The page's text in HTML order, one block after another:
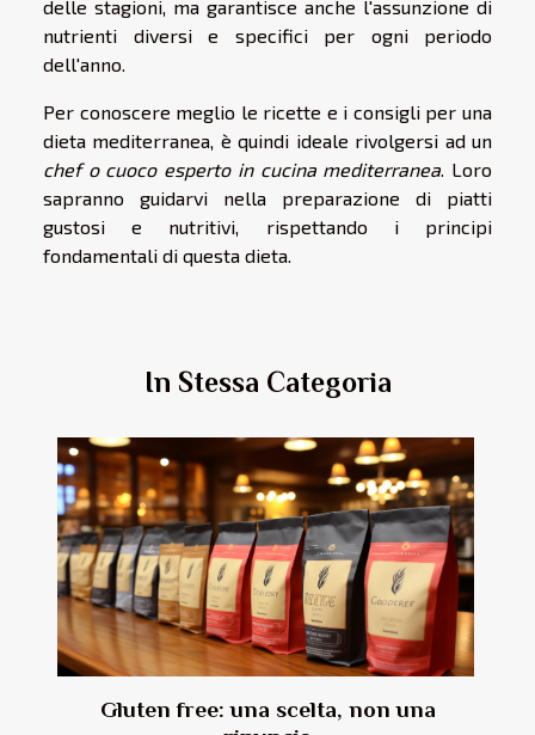
delle stagioni, ma garantisce anche l'assunzione di
nutrienti diversi e specifici per ogni periodo
dell'anno.
Per conoscere meglio le ricette e i consigli per una
dieta mediterranea, è quindi ideale rivolgersi ad un
chef o cuoco esperto in cucina mediterranea. Loro
sapranno guidarvi nella preparazione di piatti
gustosi e nutritivi, rispettando i principi
fondamentali di questa dieta.
In Stessa Categoria
Gluten free: una scelta, non una